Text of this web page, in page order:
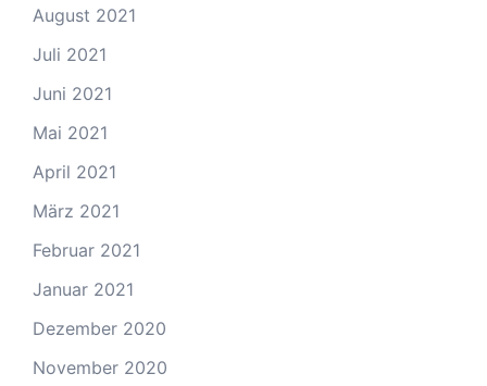
August 2021
Juli 2021
Juni 2021
Mai 2021
April 2021
März 2021
Februar 2021
Januar 2021
Dezember 2020
November 2020